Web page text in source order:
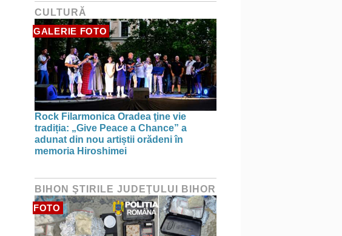
CULTURĂ
GALERIE FOTO
Rock Filarmonica Oradea ţine vie
tradiția: „Give Peace a Chance” a
adunat din nou artiștii orădeni în
memoria Hiroshimei
BIHON ŞTIRILE JUDEŢULUI BIHOR
FOTO